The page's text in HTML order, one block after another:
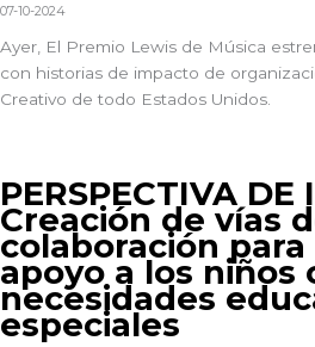
07-10-2024
Ayer, El Premio Lewis de Música
con historias de impacto de
Creativo de todo Estados Unidos.
PERSPECTIVA DE
Creación de vías
colaboración
apoyo a los niños
necesidades
especiales